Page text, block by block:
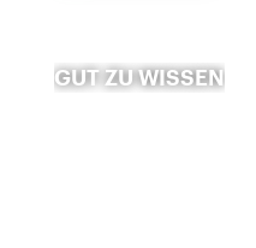
GUT ZU WISSEN